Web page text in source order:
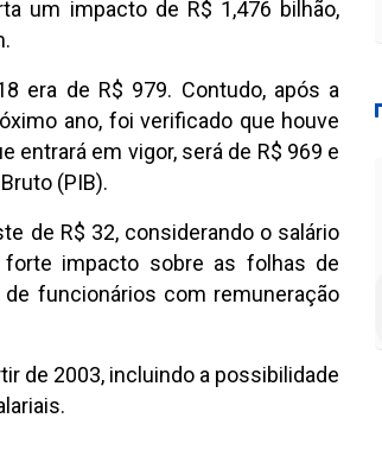
um impacto de R$ 1,476 bilhão,
era de R$ 979. Contudo, após a
ano, foi verificado que houve
entrará em vigor, será de R$ 969 e
(PIB).
de R$ 32, considerando o salário
impacto sobre as folhas de
funcionários com remuneração
de 2003, incluindo a possibilidade